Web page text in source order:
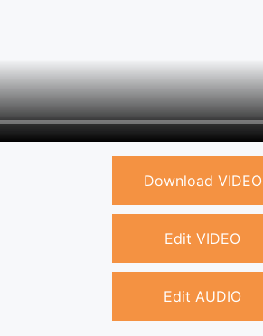
Download VIDEO
Edit VIDEO
Edit AUDIO